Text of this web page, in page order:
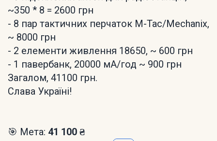
~350 * 8 = 2600 грн
- 8 пар тактичних перчаток M-Tac/Mechanix,
~ 8000 грн
- 2 елементи живлення 18650, ~ 600 грн
- 1 павербанк, 20000 мА/год ~ 900 грн
Загалом, 41100 грн.
Слава Україні!
🎯 Мета: 41 100 ₴